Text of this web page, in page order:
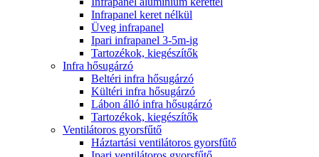
Infrapanel keret nélkül
Üveg infrapanel
Ipari infrapanel 3-5m-ig
Tartozékok, kiegészítők
Infra hősugárzó
Beltéri infra hősugárzó
Kültéri infra hősugárzó
Lábon álló infra hősugárzó
Tartozékok, kiegészítők
Ventilátoros gyorsfűtő
Háztartási ventilátoros gyorsfűtő